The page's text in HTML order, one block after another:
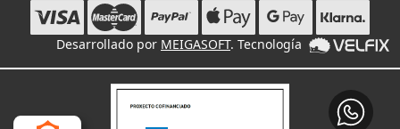
Desarrollado por MEIGASOFT. Tecnología